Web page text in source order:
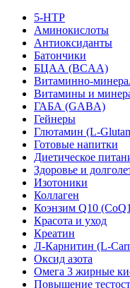
5-HTP
Аминокислоты
Антиоксиданты
Батончики
БЦАА (BCAA)
Витаминно-
Витамины и
ГАБА (GABA)
Гейнеры
Глютамин (L-
Готовые напитки
Диетическое
Здоровье и
Изотоники
Коллаген
Коэнзим Q10
Красота и уход
Креатин
Л-Карнитин (L-
Оксид азота
Омега 3 жирные
Повышение